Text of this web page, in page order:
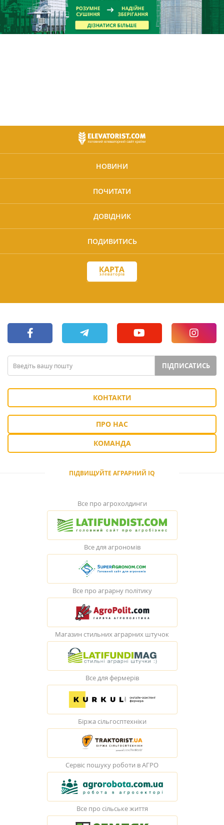
НОВИНИ
ПОЧИТАТИ
ДОВІДНИК
ПОДИВИТИСЬ
ПІДПИСАТИСЬ
КОНТАКТИ
ПРО НАС
КОМАНДА
ПІДВИЩУЙТЕ АГРАРНИЙ IQ
Все про агрохолдинги
Все для агрономів
Все про аграрну політику
Магазин стильних аграрних штучок
Все для фермерів
Біржа сільгосптехніки
Сервіс пошуку роботи в АГРО
Все про сільське життя